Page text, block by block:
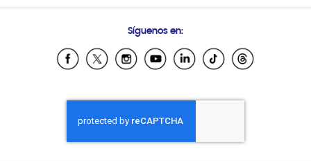
Samsung Ecuador
Samsung El Salvador
Samsung Honduras
Samsung Nicaragua
Samsung Panamá
Síguenos en: